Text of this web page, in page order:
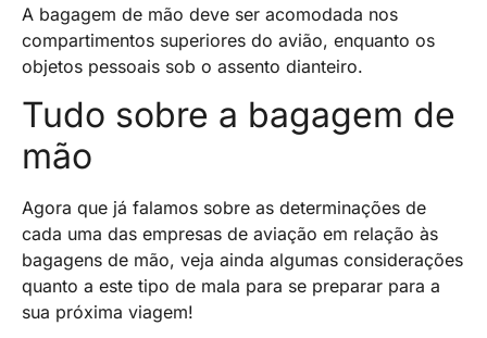
A bagagem de mão deve ser acomodada nos
compartimentos superiores do avião, enquanto os
objetos pessoais sob o assento dianteiro.
Tudo sobre a bagagem de
mão
Agora que já falamos sobre as determinações de
cada uma das empresas de aviação em relação às
bagagens de mão, veja ainda algumas considerações
quanto a este tipo de mala para se preparar para a
sua próxima viagem!